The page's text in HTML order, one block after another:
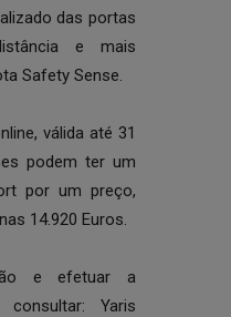
das portas
e mais
Safety Sense.
válida até 31
podem ter um
por um preço,
14.920 Euros.
e efetuar a
consultar: Yaris